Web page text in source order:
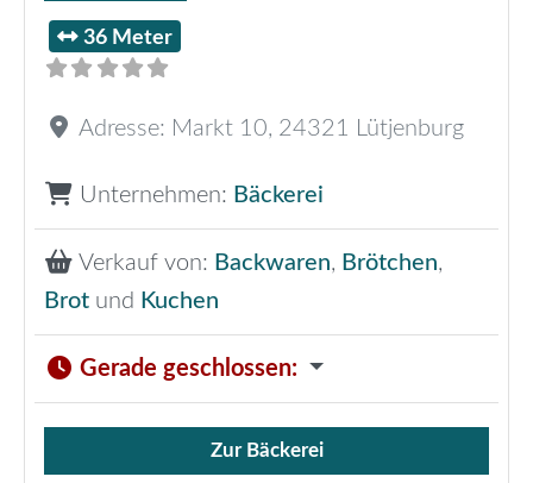
36 Meter
Adresse: Markt 10, 24321 Lütjenburg
Unternehmen: Bäckerei
Verkauf von: Backwaren, Brötchen,
Brot und Kuchen
Gerade geschlossen:
Verkauf von Brötchen,
Zur Bäckerei